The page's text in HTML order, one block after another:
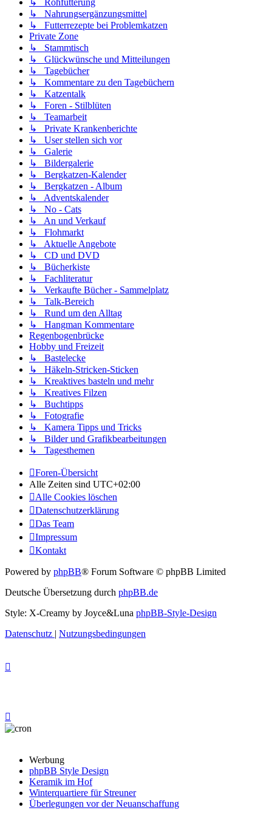
↳ Rohfütterung
↳ Nahrungsergänzungsmittel
↳ Futterrezepte bei Problemkatzen
Private Zone
↳ Stammtisch
↳ Glückwünsche und Mitteilungen
↳ Tagebücher
↳ Kommentare zu den Tagebüchern
↳ Katzentalk
↳ Foren - Stilblüten
↳ Teamarbeit
↳ Private Krankenberichte
↳ User stellen sich vor
↳ Galerie
↳ Bildergalerie
↳ Bergkatzen-Kalender
↳ Bergkatzen - Album
↳ Adventskalender
↳ No - Cats
↳ An und Verkauf
↳ Flohmarkt
↳ Aktuelle Angebote
↳ CD und DVD
↳ Bücherkiste
↳ Fachliteratur
↳ Verkaufte Bücher - Sammelplatz
↳ Talk-Bereich
↳ Rund um den Alltag
↳ Hangman Kommentare
Regenbogenbrücke
Hobby und Freizeit
↳ Bastelecke
↳ Häkeln-Stricken-Sticken
↳ Kreaktives basteln und mehr
↳ Kreatives Filzen
↳ Buchtipps
↳ Fotografie
↳ Kamera Tipps und Tricks
↳ Bilder und Grafikbearbeitungen
↳ Tagesthemen
Foren-Übersicht
Alle Zeiten sind UTC+02:00
Alle Cookies löschen
Datenschutzerklärung
Das Team
Impressum
Kontakt
Powered by phpBB® Forum Software © phpBB Limited
Deutsche Übersetzung durch phpBB.de
Style: X-Creamy by Joyce&Luna phpBB-Style-Design
Datenschutz | Nutzungsbedingungen
Werbung
phpBB Style Design
Keramik im Hof
Winterquartiere für Streuner
Überlegungen vor der Neuanschaffung